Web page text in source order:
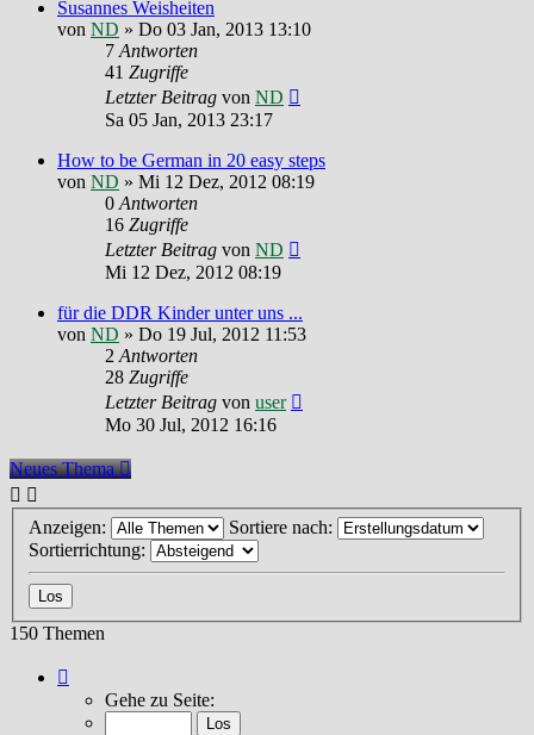
Susannes Weisheiten
von ND » Do 03 Jan, 2013 13:10
7Antworten
41 Zugriffe
Letzter Beitrag von ND
Sa 05 Jan, 2013 23:17
How to be German in 20 easy steps
von ND » Mi 12 Dez, 2012 08:19
0Antworten
16 Zugriffe
Letzter Beitrag von ND
Mi 12 Dez, 2012 08:19
für die DDR Kinder unter uns ...
von ND » Do 19 Jul, 2012 11:53
2Antworten
28 Zugriffe
Letzter Beitrag von user
Mo 30 Jul, 2012 16:16
Neues Thema
Anzeigen:
Sortiere nach:
Sortierrichtung:
150 Themen
von
Gehe zu Seite: